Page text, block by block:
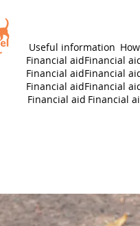
Useful information
Financial aidFinancial
Financial aidFinancial
Financial aidFinancial
Financial aid Financial